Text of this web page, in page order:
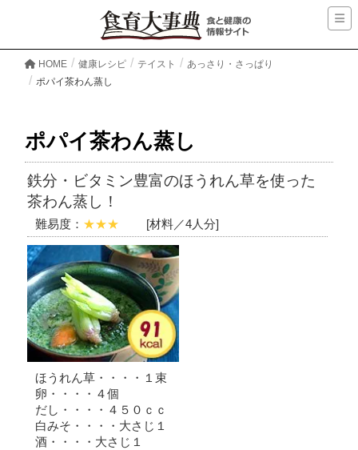
HOME 健康レシピ テイスト
あっさり・さっぱり
ポパイ茶わん蒸し
ポパイ茶わん蒸し
鉄分・ビタミン豊富のほうれん草を使った
茶わん蒸し！
難易度： ★★★ [材料／4人分]
ほうれん草・・・・１束
卵・・・・４個
だし・・・・４５０ｃｃ
白みそ・・・・大さじ１
酒・・・・大さじ１